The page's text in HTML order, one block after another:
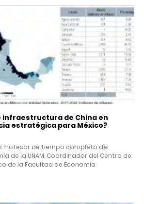
infraestructura de China en
estratégica para México?
Profesor de tiempo completo del
de la UNAM. Coordinador del Centro de
de la Facultad de Economía